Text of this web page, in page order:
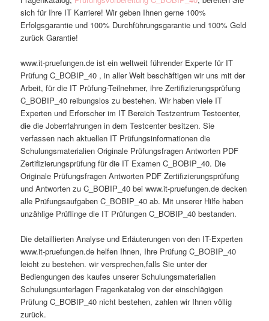
sich für Ihre IT Karriere! Wir geben Ihnen gerne 100%
Erfolgsgarantie und 100% Durchführungsgarantie und 100% Geld
zurück Garantie!
www.it-pruefungen.de ist ein weltweit führender Experte für IT
Prüfung C_BOBIP_40 , in aller Welt beschäftigen wir uns mit der
Arbeit, für die IT Prüfung-Teilnehmer, ihre Zertifizierungsprüfung
C_BOBIP_40 reibungslos zu bestehen. Wir haben viele IT
Experten und Erforscher im IT Bereich Testzentrum Testcenter,
die die Joberrfahrungen in dem Testcenter besitzen. Sie
verfassen nach aktuellen IT Prüfungsinformationen die
Schulungsmaterialien Originale Prüfungsfragen Antworten PDF
Zertifizierungsprüfung für die IT Examen C_BOBIP_40. Die
Originale Prüfungsfragen Antworten PDF Zertifizierungsprüfung
und Antworten zu C_BOBIP_40 bei www.it-pruefungen.de decken
alle Prüfungsaufgaben C_BOBIP_40 ab. Mit unserer Hilfe haben
unzählige Prüflinge die IT Prüfungen C_BOBIP_40 bestanden.
Die detaillierten Analyse und Erläuterungen von den IT-Experten
www.it-pruefungen.de helfen Ihnen, Ihre Prüfung C_BOBIP_40
leicht zu bestehen. wir versprechen,falls Sie unter der
Bediengungen des kaufes unserer Schulungsmaterialien
Schulungsunterlagen Fragenkatalog von der einschlägigen
Prüfung C_BOBIP_40 nicht bestehen, zahlen wir Ihnen völlig
zurück.